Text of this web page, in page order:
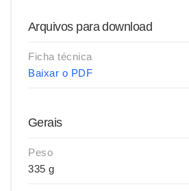
Arquivos para download
Ficha técnica
Baixar o PDF
Gerais
Peso
335 g